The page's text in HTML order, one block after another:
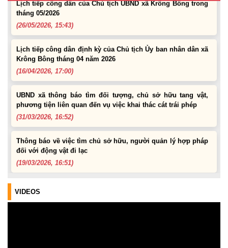
tháng 05/2026
(26/05/2026, 15:43)
Lịch tiếp công dân định kỳ của Chủ tịch Ủy ban nhân dân xã
Krông Bông tháng 04 năm 2026
(16/04/2026, 17:00)
phương tiện liên quan đến vụ việc khai thác cát trái phép
(31/03/2026, 16:52)
đối với động vật đi lạc
(19/03/2026, 16:51)
03/2026
(04/03/2026, 16:50)
VIDEOS